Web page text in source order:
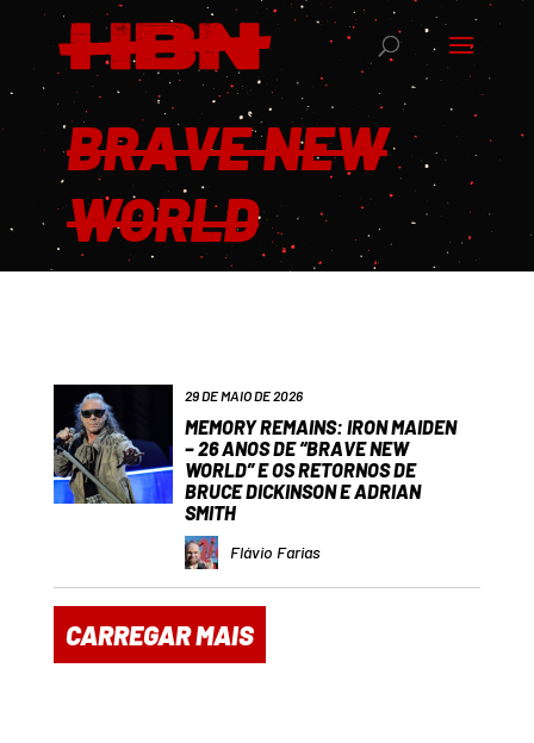
BRAVE NEW
WORLD
29 DE MAIO DE 2026
MEMORY REMAINS: IRON MAIDEN
– 26 ANOS DE “BRAVE NEW
WORLD” E OS RETORNOS DE
BRUCE DICKINSON E ADRIAN
SMITH
Flávio Farias
CARREGAR MAIS